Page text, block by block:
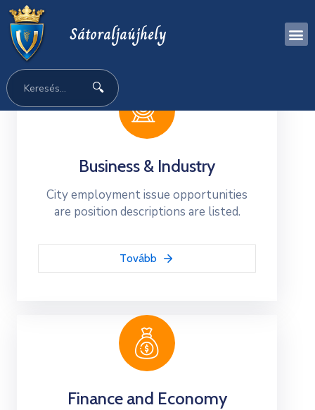
Sátoraljaújhely
🔍
Business & Industry
City employment issue opportunities
are position descriptions are listed.
Tovább
Finance and Economy